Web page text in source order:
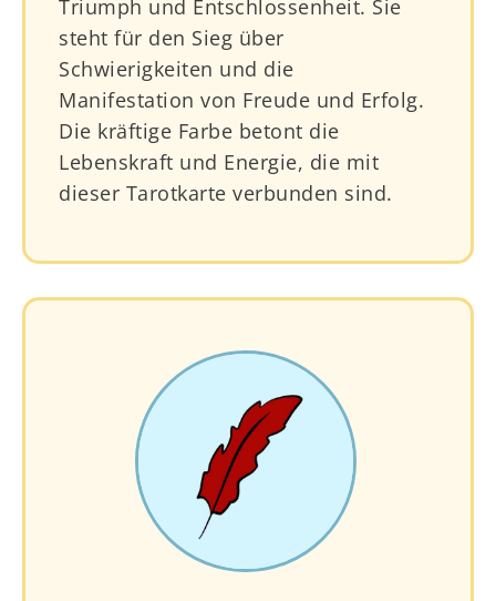
Triumph und Entschlossenheit. Sie
steht für den Sieg über
Schwierigkeiten und die
Manifestation von Freude und Erfolg.
Die kräftige Farbe betont die
Lebenskraft und Energie, die mit
dieser Tarotkarte verbunden sind.